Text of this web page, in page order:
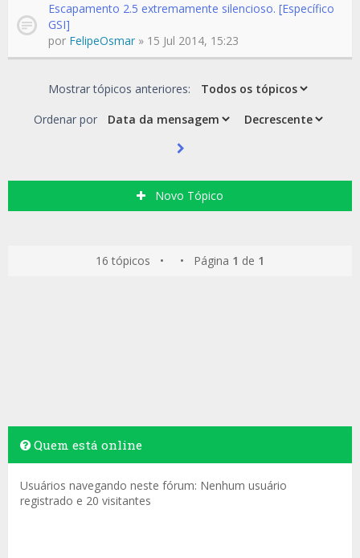
Escapamento 2.5 extremamente silencioso. [Específico
GSI]
por FelipeOsmar » 15 Jul 2014, 15:23
Mostrar tópicos anteriores:
Ordenar por
Novo Tópico
16 tópicos • • Página 1 de 1
Quem está online
Usuários navegando neste fórum: Nenhum usuário
registrado e 20 visitantes